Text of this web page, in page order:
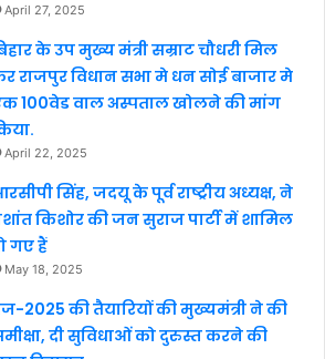
April 27, 2025
के उप मुख्य मंत्री सम्राट चौधरी मिल
राजपुर विधान सभा मे धन सोई बाजार मे
100वेड वाल अस्पताल खोलने की मांग
April 22, 2025
सिंह, जदयू के पूर्व राष्ट्रीय अध्यक्ष, ने
किशोर की जन सुराज पार्टी में शामिल
गए हैं
May 18, 2025
2025 की तैयारियों की मुख्यमंत्री ने की
दी सुविधाओं को दुरुस्त करने की